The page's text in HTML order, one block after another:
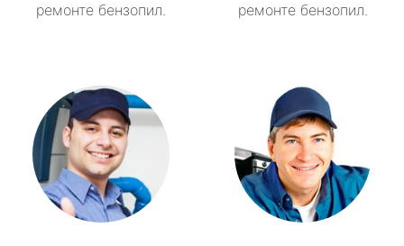
ремонте бензопил.
ремонте бензопил.